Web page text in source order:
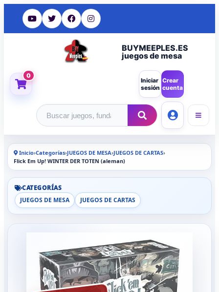
BUYMEEPLES.ES
juegos de mesa
0
Iniciar
sesión
Crear
cuenta
Buscar productos
Inicio›Categorías›JUEGOS DE MESA›JUEGOS DE CARTAS›
Flick Em Up! WINTER DER TOTEN (aleman)
CATEGORÍAS
JUEGOS DE MESA
JUEGOS DE CARTAS